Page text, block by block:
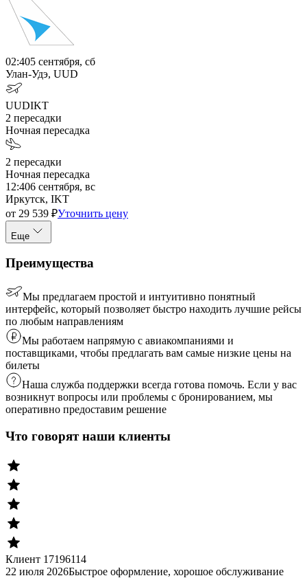
02:405 сентября, сб
Улан-Удэ, UUD
UUDIKT
2 пересадки
Ночная пересадка
2 пересадки
Ночная пересадка
12:406 сентября, вс
Иркутск, IKT
от 29 539 ₽Уточнить цену
Еще
Преимущества
Мы предлагаем простой и интуитивно понятный
интерфейс, который позволяет быстро находить лучшие рейсы
по любым направлениям
Мы работаем напрямую с авиакомпаниями и
поставщиками, чтобы предлагать вам самые низкие цены на
билеты
Наша служба поддержки всегда готова помочь. Если у вас
возникнут вопросы или проблемы с бронированием, мы
оперативно предоставим решение
Что говорят наши клиенты
Клиент 17196114
22 июля 2026Быстрое оформление, хорошое обслуживание